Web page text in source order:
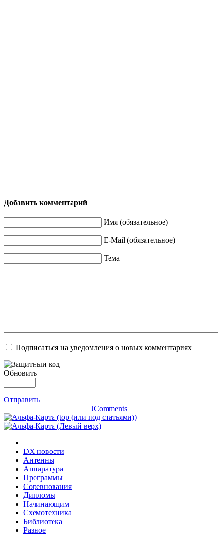
Добавить комментарий
Имя (обязательное)
E-Mail (обязательное)
Тема
Подписаться на уведомления о новых комментариях
Обновить
Отправить
JComments
DX новости
Антенны
Аппаратура
Программы
Соревнования
Дипломы
Начинающим
Схемотехника
Библиотека
Разное